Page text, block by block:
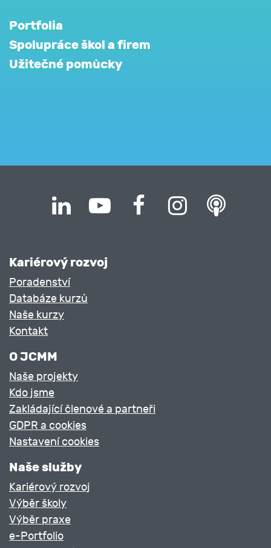
Portfolia
Spolupráce škol a firem
Užitečné pomůcky
Kariérový rozvoj
Poradenství
Databáze kurzů
Naše kurzy
Kontakt
O JCMM
Naše projekty
Kdo jsme
Zakládající členové a partneři
GDPR a cookies
Nastavení cookies
Naše služby
Kariérový rozvoj
Výběr školy
Výběr praxe
e-Portfolio